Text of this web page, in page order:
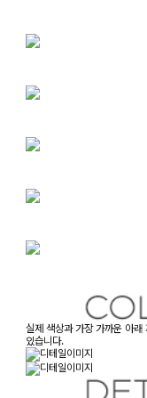
실제 색상과 가장 가까운 아
있습니다.